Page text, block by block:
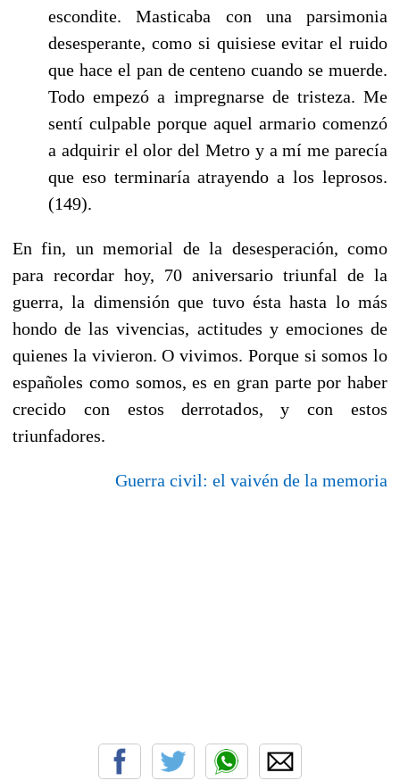
escondite. Masticaba con una parsimonia
desesperante, como si quisiese evitar el ruido
que hace el pan de centeno cuando se muerde.
Todo empezó a impregnarse de tristeza. Me
sentí culpable porque aquel armario comenzó
a adquirir el olor del Metro y a mí me parecía
que eso terminaría atrayendo a los leprosos.
(149).
En fin, un memorial de la desesperación, como
para recordar hoy, 70 aniversario triunfal de la
guerra, la dimensión que tuvo ésta hasta lo más
hondo de las vivencias, actitudes y emociones de
quienes la vivieron. O vivimos. Porque si somos lo
españoles como somos, es en gran parte por haber
crecido con estos derrotados, y con estos
triunfadores.
Guerra civil: el vaivén de la memoria